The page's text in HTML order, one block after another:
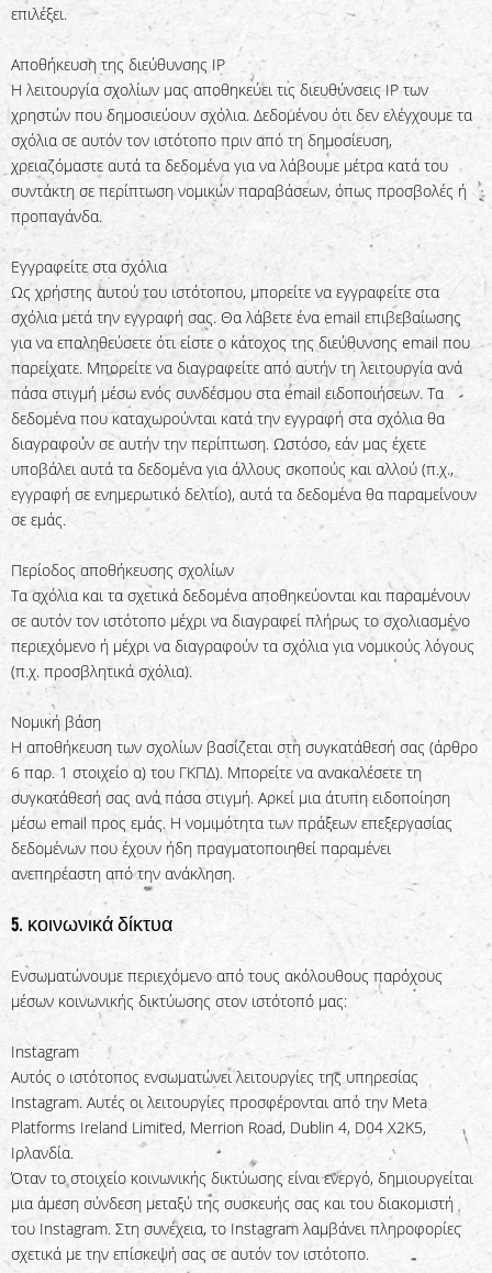
επιλέξει.
Αποθήκευση της διεύθυνσης IP
Η λειτουργία σχολίων μας αποθηκεύει τις διευθύνσεις IP των
χρηστών που δημοσιεύουν σχόλια. Δεδομένου ότι δεν ελέγχουμε τα
σχόλια σε αυτόν τον ιστότοπο πριν από τη δημοσίευση,
χρειαζόμαστε αυτά τα δεδομένα για να λάβουμε μέτρα κατά του
συντάκτη σε περίπτωση νομικών παραβάσεων, όπως προσβολές ή
προπαγάνδα.
Εγγραφείτε στα σχόλια
Ως χρήστης αυτού του ιστότοπου, μπορείτε να εγγραφείτε στα
σχόλια μετά την εγγραφή σας. Θα λάβετε ένα email επιβεβαίωσης
για να επαληθεύσετε ότι είστε ο κάτοχος της διεύθυνσης email που
παρείχατε. Μπορείτε να διαγραφείτε από αυτήν τη λειτουργία ανά
πάσα στιγμή μέσω ενός συνδέσμου στα email ειδοποιήσεων. Τα
δεδομένα που καταχωρούνται κατά την εγγραφή στα σχόλια θα
διαγραφούν σε αυτήν την περίπτωση. Ωστόσο, εάν μας έχετε
υποβάλει αυτά τα δεδομένα για άλλους σκοπούς και αλλού (π.χ.,
εγγραφή σε ενημερωτικό δελτίο), αυτά τα δεδομένα θα παραμείνουν
σε εμάς.
Περίοδος αποθήκευσης σχολίων
Τα σχόλια και τα σχετικά δεδομένα αποθηκεύονται και παραμένουν
σε αυτόν τον ιστότοπο μέχρι να διαγραφεί πλήρως το σχολιασμένο
περιεχόμενο ή μέχρι να διαγραφούν τα σχόλια για νομικούς λόγους
(π.χ. προσβλητικά σχόλια).
Νομική βάση
Η αποθήκευση των σχολίων βασίζεται στη συγκατάθεσή σας (άρθρο
6 παρ. 1 στοιχείο α) του ΓΚΠΔ). Μπορείτε να ανακαλέσετε τη
συγκατάθεσή σας ανά πάσα στιγμή. Αρκεί μια άτυπη ειδοποίηση
μέσω email προς εμάς. Η νομιμότητα των πράξεων επεξεργασίας
δεδομένων που έχουν ήδη πραγματοποιηθεί παραμένει
ανεπηρέαστη από την ανάκληση.
5. κοινωνικά δίκτυα
Ενσωματώνουμε περιεχόμενο από τους ακόλουθους παρόχους
μέσων κοινωνικής δικτύωσης στον ιστότοπό μας:
Instagram
Αυτός ο ιστότοπος ενσωματώνει λειτουργίες της υπηρεσίας
Instagram. Αυτές οι λειτουργίες προσφέρονται από την Meta
Platforms Ireland Limited, Merrion Road, Dublin 4, D04 X2K5,
Ιρλανδία.
Όταν το στοιχείο κοινωνικής δικτύωσης είναι ενεργό, δημιουργείται
μια άμεση σύνδεση μεταξύ της συσκευής σας και του διακομιστή
του Instagram. Στη συνέχεια, το Instagram λαμβάνει πληροφορίες
σχετικά με την επίσκεψή σας σε αυτόν τον ιστότοπο.